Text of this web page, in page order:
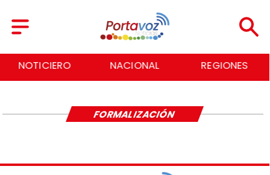
NOTICIERO NACIONAL REGIONES
FORMALIZACIÓN